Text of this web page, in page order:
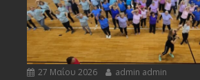
27 Μαΐου 2026 admin admin